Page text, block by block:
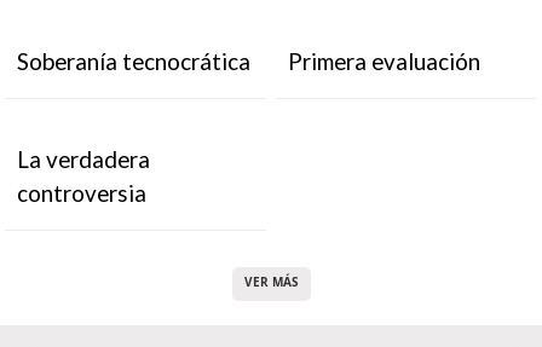
Soberanía tecnocrática Primera evaluación
La verdadera
controversia
VER MÁS